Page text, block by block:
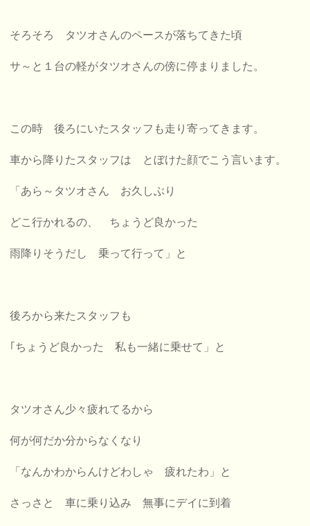
そろそろ タツオさんのペースが落ちてきた頃
サ～と１台の軽がタツオさんの傍に停まりました。
この時 後ろにいたスタッフも走り寄ってきます。
車から降りたスタッフは とぼけた顔でこう言います。
「あら～タツオさん お久しぶり
どこ行かれるの、 ちょうど良かった
雨降りそうだし 乗って行って」と
後ろから来たスタッフも
｢ちょうど良かった 私も一緒に乗せて」と
タツオさん少々疲れてるから
何が何だか分からなくなり
「なんかわからんけどわしゃ 疲れたわ」と
さっさと 車に乗り込み 無事にデイに到着